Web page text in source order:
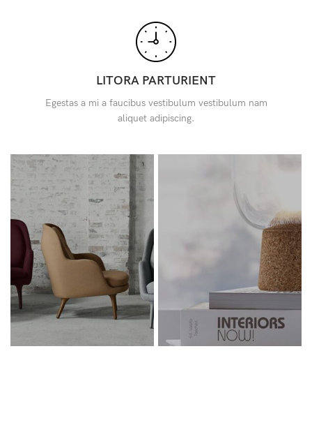
LITORA PARTURIENT
Egestas a mi a faucibus vestibulum vestibulum nam
aliquet adipiscing.